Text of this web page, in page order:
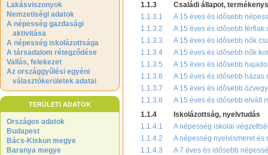
Lakásviszonyok
Nemzetiségi adatok
A népesség gazdasági
aktivitása
A népesség iskolázottsága
A társadalom rétegződése
Vallás, felekezet
Az országgyűlési egyéni
választókerületek adatai
TERÜLETI ADATOK
Országos adatok
Budapest
Bács-Kiskun megye
Baranya megye
1.1.3
Családi állapot,
1.1.3.1
A 15 éves és idősebb
1.1.3.2
A 15 éves és idősebb
1.1.3.3
A 15 éves és idősebb nők
1.1.3.4
A 15 éves és idősebb nők
1.1.3.5
A 15 éves és idősebb
1.1.3.6
A 15 éves és idősebb házas
1.1.3.7
A 15 éves és idősebb
1.1.3.8
A 15 éves és idősebb elvált
1.1.4
Iskolázottság, nyelvtudás
1.1.4.1
A népesség iskolai
1.1.4.2
A népesség nyelvismeret és
1.1.4.3
A 7 éves és idősebb